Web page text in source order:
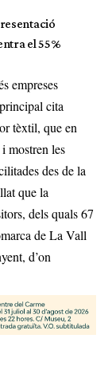
el 55%
empreses
cita
tèxtil, que en
mostren les
des de la
que la
dels quals 67
de La Vall
d’on